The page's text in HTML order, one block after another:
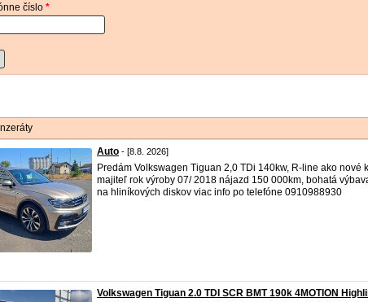
číslo *
Auto - [8.8. 2026]
Predám Volkswagen Tiguan 2,0 TDi 140kw, R-line ako nové
majiteľ rok výroby 07/ 2018 nájazd 150 000km, bohatá
na hliníkových diskov viac info po telefóne 0910988930
Volkswagen Tiguan 2.0 TDI SCR BMT 190k 4MOTION